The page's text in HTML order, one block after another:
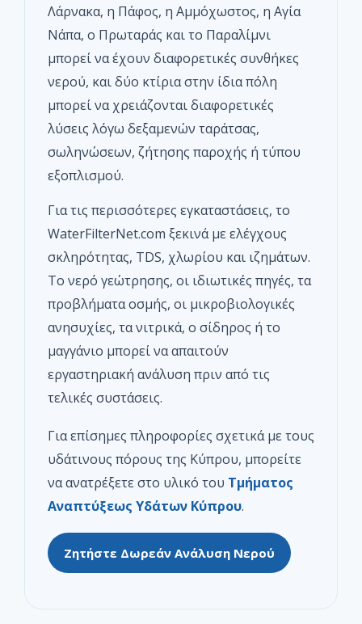
Λάρνακα, η Πάφος, η Αμμόχωστος, η Αγία
Νάπα, ο Πρωταράς και το Παραλίμνι
μπορεί να έχουν διαφορετικές συνθήκες
νερού, και δύο κτίρια στην ίδια πόλη
μπορεί να χρειάζονται διαφορετικές
λύσεις λόγω δεξαμενών ταράτσας,
σωληνώσεων, ζήτησης παροχής ή τύπου
εξοπλισμού.
Για τις περισσότερες εγκαταστάσεις, το
WaterFilterNet.com ξεκινά με ελέγχους
σκληρότητας, TDS, χλωρίου και ιζημάτων.
Το νερό γεώτρησης, οι ιδιωτικές πηγές, τα
προβλήματα οσμής, οι μικροβιολογικές
ανησυχίες, τα νιτρικά, ο σίδηρος ή το
μαγγάνιο μπορεί να απαιτούν
εργαστηριακή ανάλυση πριν από τις
τελικές συστάσεις.
Για επίσημες πληροφορίες σχετικά με τους
υδάτινους πόρους της Κύπρου, μπορείτε
να ανατρέξετε στο υλικό του Τμήματος
Αναπτύξεως Υδάτων Κύπρου.
Ζητήστε Δωρεάν Ανάλυση Νερού